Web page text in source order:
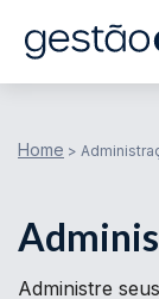
Home >
Administre